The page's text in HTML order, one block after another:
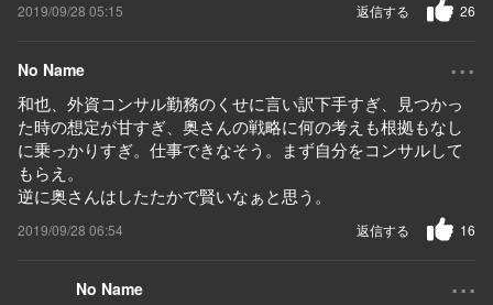
2019/09/28 05:15 26
返信する
No Name ...
和也、外資コンサル勤務のくせに言い訳下手すぎ、見つかっ
た時の想定が甘すぎ、奥さんの戦略に何の考えも根拠もなし
に乗っかりすぎ。仕事できなそう。まず自分をコンサルして
もらえ。
逆に奥さんはしたたかで賢いなぁと思う。
2019/09/28 06:54 16
返信する
No Name ...